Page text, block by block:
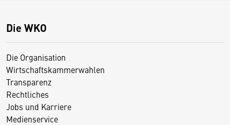
Die WKO
Die Organisation
Wirtschaftskammerwahlen
Transparenz
Rechtliches
Jobs und Karriere
Medienservice